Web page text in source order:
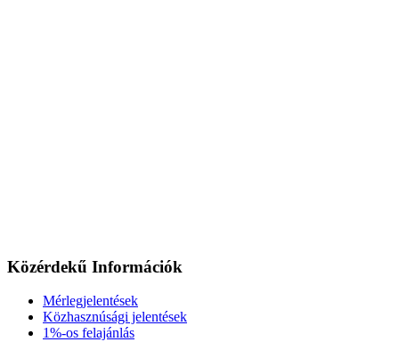
Közérdekű Információk
Mérlegjelentések
Közhasznúsági jelentések
1%-os felajánlás